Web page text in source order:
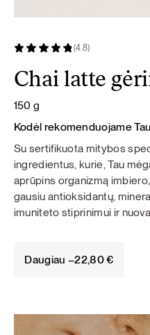
(4.8)
Chai latte
150 g
Kodėl rekomenduojame
Su sertifikuota mitybos
ingredientus, kurie, Tau
aprūpins organizmą
gausiu antioksidantų,
imuniteto stiprinimui ir
Daugiau –22,80€